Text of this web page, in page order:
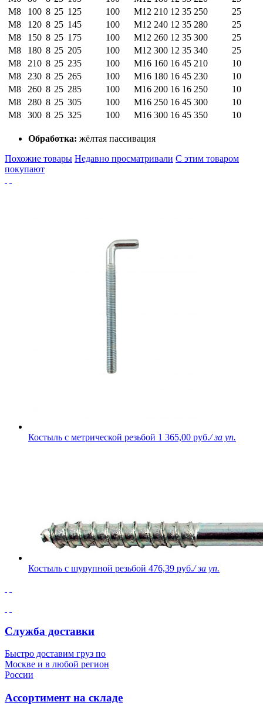
М8
100 8 25 125
100
М8
120 8 25 145
100
М8
150 8 25 175
100
М8
180 8 25 205
100
М8
210 8 25 235
100
М8
230 8 25 265
100
М8
260 8 25 285
100
М8
280 8 25 305
100
М8
300 8 25 325 100
М12 210 12 35 250
25
М12 240 12 35 280
25
М12 260 12 35 300
25
М12 300 12 35 340
25
М16 160 16 45 210
10
М16 180 16 45 230
10
М16 200 16 16 250
10
М16 250 16 45 300
10
М16 300 16 45 350 10
Обработка: жёлтая пассивация
Похожие товары Недавно просматривали С этим товаром
покупают
Костыль с метрической резьбой 1 365,00 руб./ за уп.
Костыль с шурупной резьбой 476,39 руб./ за уп.
Служба доставки
Быстро доставим груз по
Москве и в любой регион
России
Ассортимент на складе